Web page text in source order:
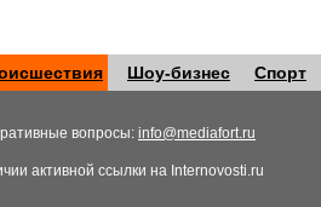
Шоу-бизнес Спорт
вопросы: info@mediafort.ru
активной ссылки на Internovosti.ru